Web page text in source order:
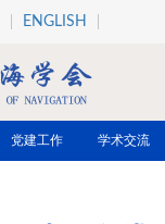
ENGLISH
党建工作 学术交流